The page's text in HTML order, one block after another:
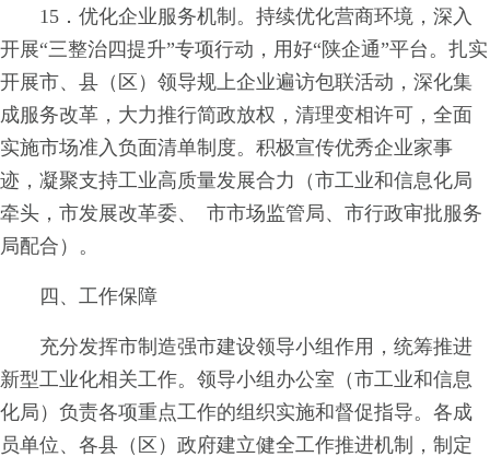
15．优化企业服务机制。持续优化营商环境，深入
开展“三整治四提升”专项行动，用好“陕企通”平台。扎实
开展市、县（区）领导规上企业遍访包联活动，深化集
成服务改革，大力推行简政放权，清理变相许可，全面
实施市场准入负面清单制度。积极宣传优秀企业家事
迹，凝聚支持工业高质量发展合力（市工业和信息化局
牵头，市发展改革委、 市市场监管局、市行政审批服务
局配合）。
四、工作保障
充分发挥市制造强市建设领导小组作用，统筹推进
新型工业化相关工作。领导小组办公室（市工业和信息
化局）负责各项重点工作的组织实施和督促指导。各成
员单位、各县（区）政府建立健全工作推进机制，制定